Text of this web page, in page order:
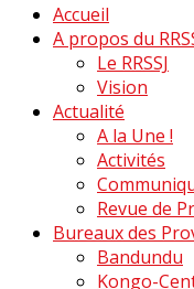
Accueil
A propos du
Le RRSSJ
Vision
Actualité
A la Une !
Activités
Revue de
Bureaux des
Bandundu
Kongo-